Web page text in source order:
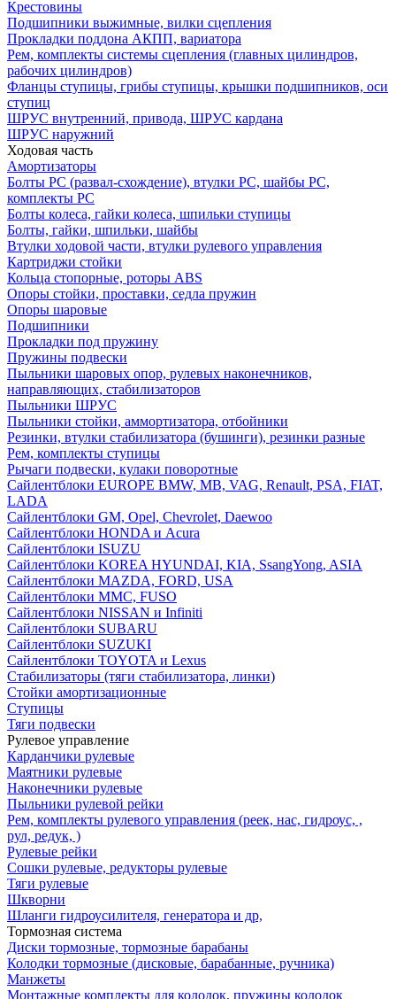
Крестовины
Подшипники выжимные, вилки сцепления
Прокладки поддона АКПП, вариатора
Рем, комплекты системы сцепления (главных цилиндров,
рабочих цилиндров)
Фланцы ступицы, грибы ступицы, крышки подшипников, оси
ступиц
ШРУС внутренний, привода, ШРУС кардана
ШРУС наружний
Ходовая часть
Амортизаторы
Болты РС (развал-схождение), втулки РС, шайбы РС,
комплекты РС
Болты колеса, гайки колеса, шпильки ступицы
Болты, гайки, шпильки, шайбы
Втулки ходовой части, втулки рулевого управления
Картриджи стойки
Кольца стопорные, роторы ABS
Опоры стойки, проставки, седла пружин
Опоры шаровые
Подшипники
Прокладки под пружину
Пружины подвески
Пыльники шаровых опор, рулевых наконечников,
направляющих, стабилизаторов
Пыльники ШРУС
Пыльники стойки, аммортизатора, отбойники
Резинки, втулки стабилизатора (бушинги), резинки разные
Рем, комплекты ступицы
Рычаги подвески, кулаки поворотные
Сайлентблоки EUROPE BMW, MB, VAG, Renault, PSA, FIAT,
LADA
Сайлентблоки GM, Opel, Chevrolet, Daewoo
Сайлентблоки HONDA и Acura
Сайлентблоки ISUZU
Сайлентблоки KOREA HYUNDAI, KIA, SsangYong, ASIA
Сайлентблоки MAZDA, FORD, USA
Сайлентблоки MMC, FUSO
Сайлентблоки NISSAN и Infiniti
Сайлентблоки SUBARU
Сайлентблоки SUZUKI
Сайлентблоки TOYOTA и Lexus
Стабилизаторы (тяги стабилизатора, линки)
Стойки амортизационные
Ступицы
Тяги подвески
Рулевое управление
Карданчики рулевые
Маятники рулевые
Наконечники рулевые
Пыльники рулевой рейки
Рем, комплекты рулевого управления (реек, нас, гидроус, ,
рул, редук, )
Рулевые рейки
Сошки рулевые, редукторы рулевые
Тяги рулевые
Шкворни
Шланги гидроусилителя, генератора и др,
Тормозная система
Диски тормозные, тормозные барабаны
Колодки тормозные (дисковые, барабанные, ручника)
Манжеты
Монтажные комплекты для колодок, пружины колодок